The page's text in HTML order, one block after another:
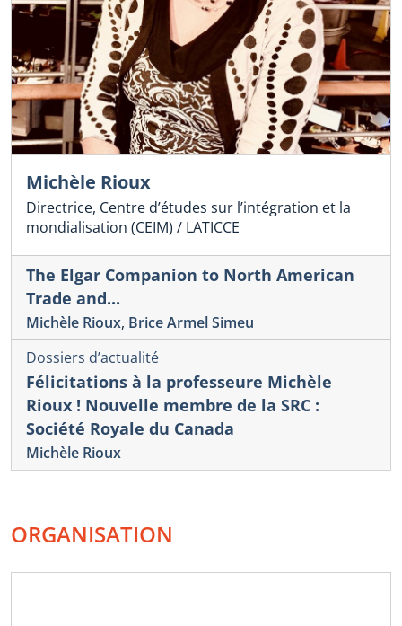
Michèle Rioux
Directrice, Centre d’études sur l’intégration et la
mondialisation (CEIM) / LATICCE
The Elgar Companion to North American
Trade and...
Michèle Rioux, Brice Armel Simeu
Dossiers d’actualité
Félicitations à la professeure Michèle
Rioux ! Nouvelle membre de la SRC :
Société Royale du Canada
Michèle Rioux
ORGANISATION